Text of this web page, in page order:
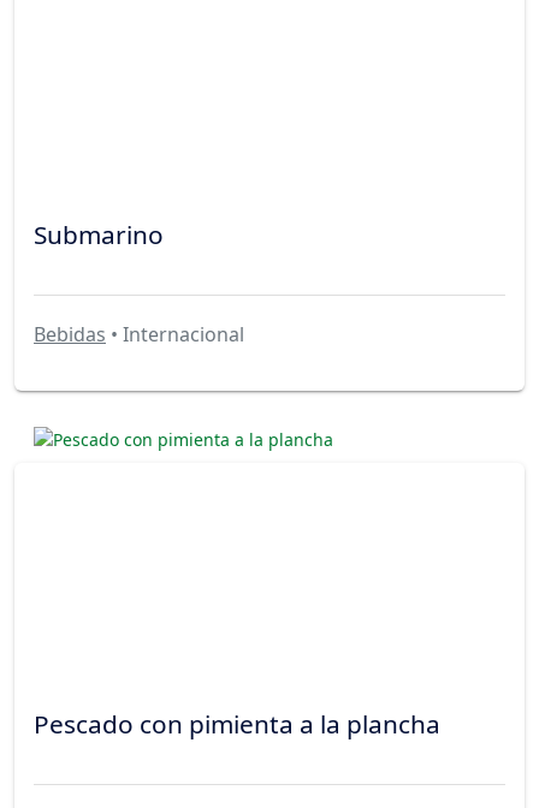
Submarino
Bebidas • Internacional
Pescado con pimienta a la plancha